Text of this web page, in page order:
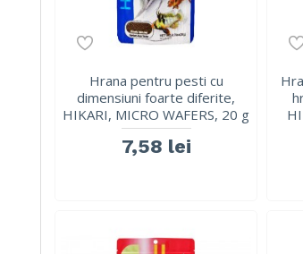
Hrana pentru pesti cu
dimensiuni foarte diferite,
HIKARI, MICRO WAFERS, 20 g
7,58 lei